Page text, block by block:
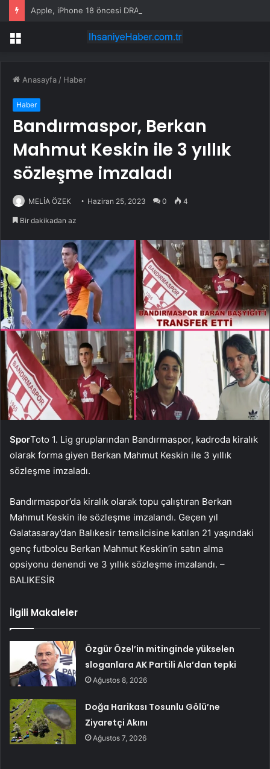
Menü
Anasayfa / Haber
Haber
Bandırmaspor, Berkan
Mahmut Keskin ile 3 yıllık
sözleşme imzaladı
MELİA ÖZEK Haziran 25, 2023 0 4
Bir dakikadan az
SporToto 1. Lig gruplarından Bandırmaspor, kadroda kiralık
olarak forma giyen Berkan Mahmut Keskin ile 3 yıllık
sözleşme imzaladı.
Bandırmaspor’da kiralık olarak topu çalıştıran Berkan
Mahmut Keskin ile sözleşme imzalandı. Geçen yıl
Galatasaray’dan Balıkesir temsilcisine katılan 21 yaşındaki
genç futbolcu Berkan Mahmut Keskin’in satın alma
opsiyonu denendi ve 3 yıllık sözleşme imzalandı. –
BALIKESİR
İlgili Makaleler
Özgür Özel’in mitinginde yükselen
sloganlara AK Partili Ala’dan tepki
Ağustos 8, 2026
Doğa Harikası Tosunlu Gölü’ne
Ziyaretçi Akını
Ağustos 7, 2026